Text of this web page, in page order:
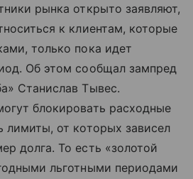
рынка открыто заявляют,
к клиентам, которые
только пока идет
Об этом сообщал зампред
Станислав Тывес.
блокировать расходные
лимиты, от которых зависел
долга. То есть «золотой
льготными периодами